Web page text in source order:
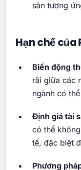
sản tương
Hạn chế của
Biến động
rãi giữa các
ngành có
Định giá tài
có thể
tế, đặc biệt
Phương